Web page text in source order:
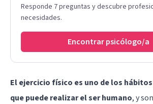
Responde 7 preguntas y descubre
necesidades.
Encontrar psicólogo/a
El ejercicio físico es uno de los
que puede realizar el ser humano, y